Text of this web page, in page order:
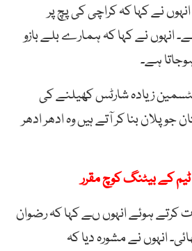
نے کہا کہ کراچی کی پچ پر
انہوں نے کہا کہ ہمارے بلے بازو
ہے۔
زیادہ شارٹس کھیلنے کی
جو پلان بنا کر آتے ہیں وہ ادھر ادھر
کے بیٹنگ کوچ مقرر
کرتے ہوئے انہوں ںے کہا کہ رضوان
انہوں نے مشورہ دیا کہ